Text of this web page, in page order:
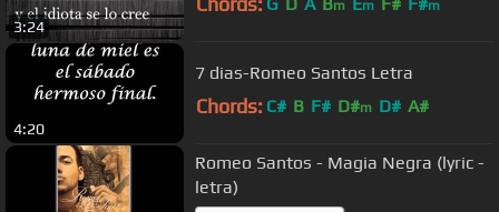
3:24
m m m
4:20
7 dias-Romeo Santos Letra
Chords: C# B F# D#m D# A#
Romeo Santos - Magia Negra (lyric -
letra)